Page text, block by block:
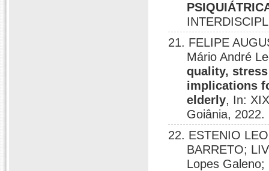
21. FELIPE
Mário André
quality,
implications
elderly, In:
Goiânia, 2022.
22. ESTENIO
BARRETO;
Lopes